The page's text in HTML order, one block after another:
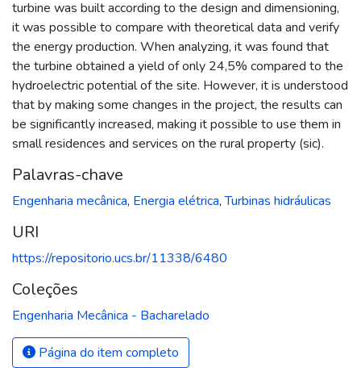
turbine was built according to the design and dimensioning,
it was possible to compare with theoretical data and verify
the energy production. When analyzing, it was found that
the turbine obtained a yield of only 24,5% compared to the
hydroelectric potential of the site. However, it is understood
that by making some changes in the project, the results can
be significantly increased, making it possible to use them in
small residences and services on the rural property (sic).
Palavras-chave
Engenharia mecânica, Energia elétrica,Turbinas hidráulicas
URI
https://repositorio.ucs.br/11338/6480
Coleções
Engenharia Mecânica - Bacharelado
Página do item completo